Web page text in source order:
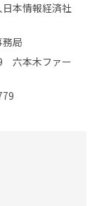
本情報経済社
局
六本木ファー